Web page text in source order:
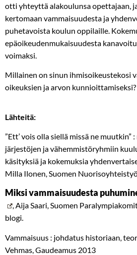
otti yhteyttä alakoulunsa opettajaan,
kertomaan vammaisuudesta ja
puhetavoista koulun oppilaille.
epäoikeudenmukaisuudesta
voimaksi.
Millainen on sinun ihmisoikeustekosi
oikeuksien ja arvon kunnioittamiseksi?
Lähteitä:
”Ett’ vois olla siellä missä ne
järjestöjen ja vähemmistöryhmiin
käsityksiä ja kokemuksia
Milla Ilonen, Suomen
Miksi vammaisuudesta
, Aija Saari, Suomen
blogi.
Vammaisuus : johdatus historiaan,
Vehmas, Gaudeamus 2013